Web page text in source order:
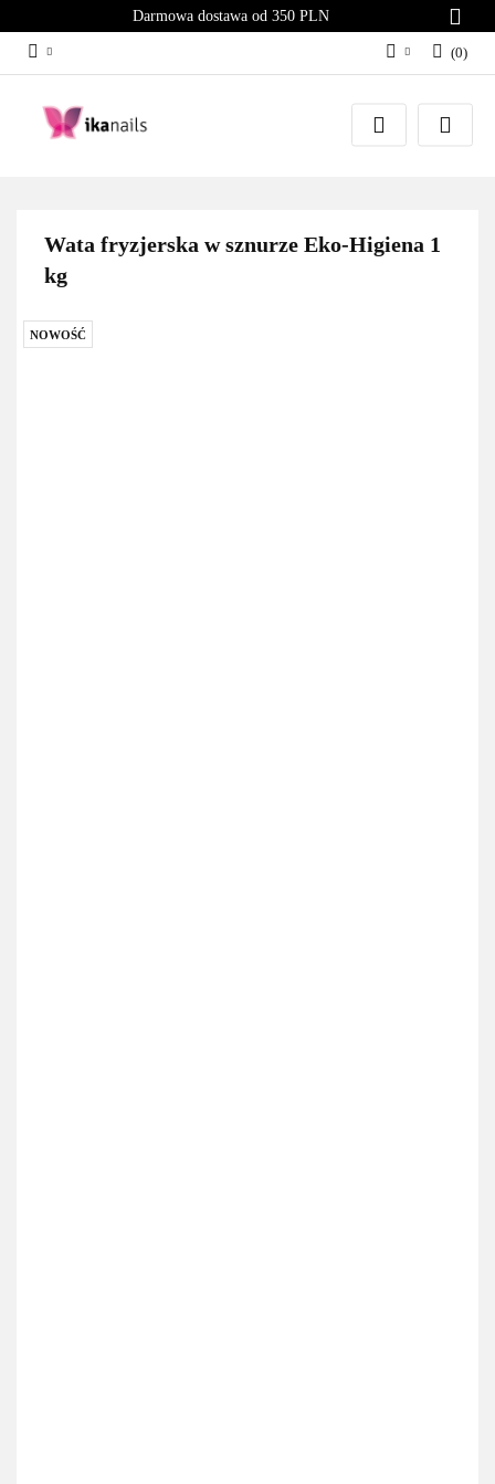
Darmowa dostawa od 350 PLN
Zaloguj się
Załóż konto
(0)
Wata fryzjerska w sznurze Eko-Higiena 1
kg
NOWOŚĆ